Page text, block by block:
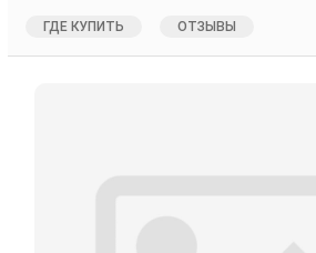
ГДЕ КУПИТЬ ОТЗЫВЫ